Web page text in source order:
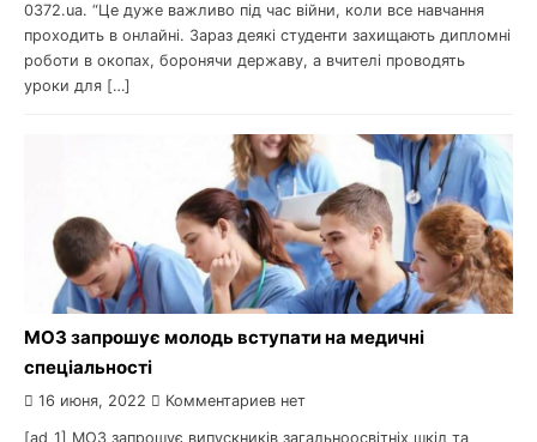
0372.ua. “Це дуже важливо під час війни, коли все навчання
проходить в онлайні. Зараз деякі студенти захищають дипломні
роботи в окопах, боронячи державу, а вчителі проводять
уроки для […]
МОЗ запрошує молодь вступати на медичні
спеціальності
16 июня, 2022 Комментариев нет
[ad_1] МОЗ запрошує випускників загальноосвітніх шкіл та